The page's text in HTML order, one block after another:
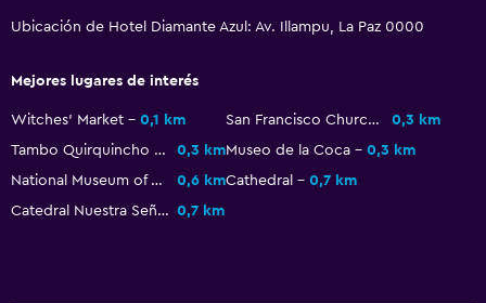
Ubicación de Hotel Diamante Azul: Av. Illampu, La Paz 0000
Mejores lugares de interés
Witches' Market 0,1 km San Francisco Church
0,3 km
Tambo Quirquincho Museum
0,3 kmMuseo de la Coca
0,3 km
National Museum of Art
0,6 kmCathedral
0,7 km
Catedral Nuestra Señora de La Paz 0,7 km